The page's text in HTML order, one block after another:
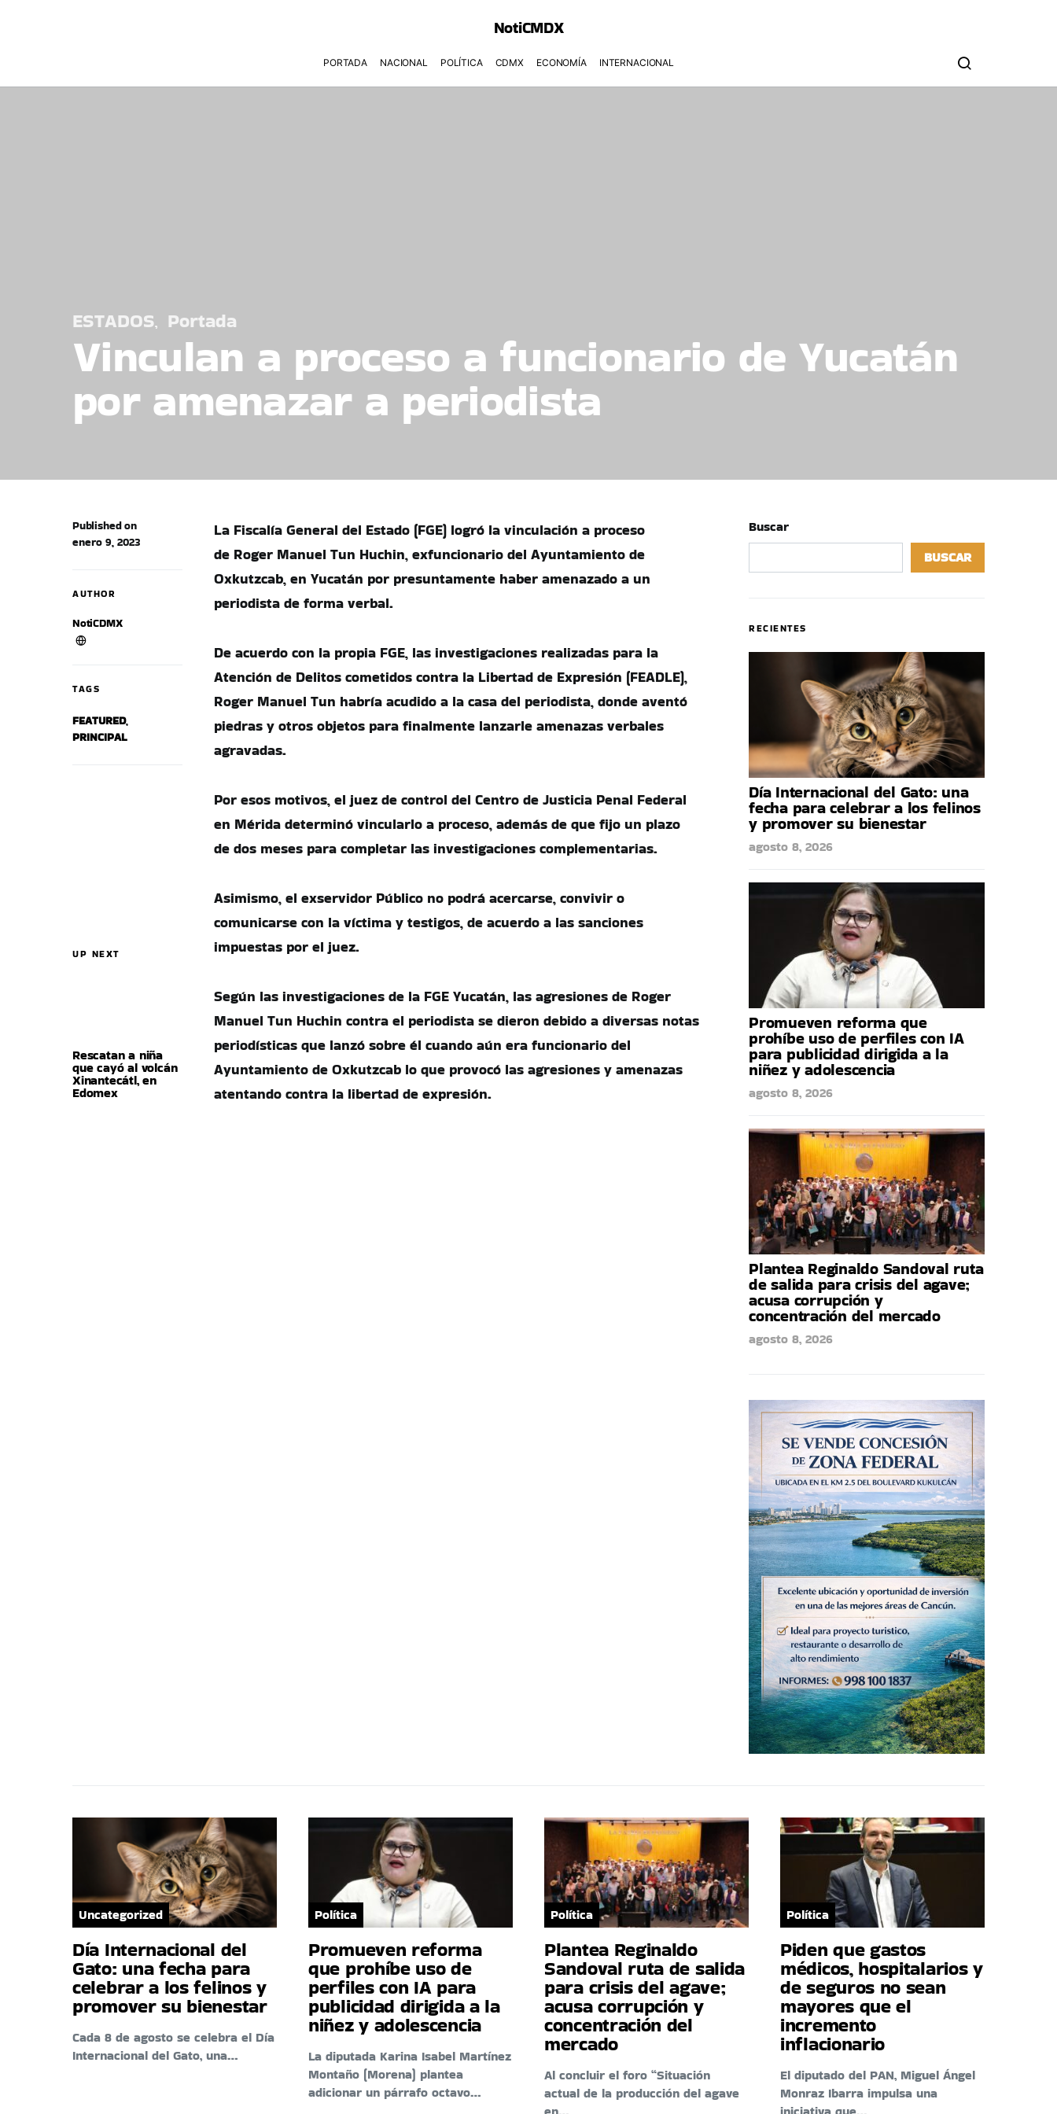
NotiCMDX
PORTADA NACIONAL POLÍTICA CDMX ECONOMÍA INTERNACIONAL
ESTADOS Portada
Vinculan a proceso a funcionario de Yucatán
por amenazar a periodista
UP NEXT
Rescatan a niña
que cayó al volcán
Xinantecátl, en
Edomex
Published on
enero 9, 2023
AUTHOR
NotiCDMX
TAGS
FEATURED,
PRINCIPAL
La Fiscalía General del Estado (FGE) logró la vinculación a proceso
de Roger Manuel Tun Huchin, exfuncionario del Ayuntamiento de
Oxkutzcab, en Yucatán por presuntamente haber amenazado a un
periodista de forma verbal.
De acuerdo con la propia FGE, las investigaciones realizadas para la
Atención de Delitos cometidos contra la Libertad de Expresión (FEADLE),
Roger Manuel Tun habría acudido a la casa del periodista, donde aventó
piedras y otros objetos para finalmente lanzarle amenazas verbales
agravadas.
Por esos motivos, el juez de control del Centro de Justicia Penal Federal
en Mérida determinó vincularlo a proceso, además de que fijo un plazo
de dos meses para completar las investigaciones complementarias.
Asimismo, el exservidor Público no podrá acercarse, convivir o
comunicarse con la víctima y testigos, de acuerdo a las sanciones
impuestas por el juez.
Según las investigaciones de la FGE Yucatán, las agresiones de Roger
Manuel Tun Huchin contra el periodista se dieron debido a diversas notas
periodísticas que lanzó sobre él cuando aún era funcionario del
Ayuntamiento de Oxkutzcab lo que provocó las agresiones y amenazas
atentando contra la libertad de expresión.
Buscar
BUSCAR
RECIENTES
Día Internacional del Gato: una
fecha para celebrar a los felinos
y promover su bienestar
agosto 8, 2026
Promueven reforma que
prohíbe uso de perfiles con IA
para publicidad dirigida a la
niñez y adolescencia
agosto 8, 2026
Plantea Reginaldo Sandoval ruta
de salida para crisis del agave;
acusa corrupción y
concentración del mercado
agosto 8, 2026
Uncategorized
Día Internacional del
Gato: una fecha para
celebrar a los felinos y
promover su bienestar
Cada 8 de agosto se celebra el Día
Internacional del Gato, una…
Política
Promueven reforma
que prohíbe uso de
perfiles con IA para
publicidad dirigida a la
niñez y adolescencia
La diputada Karina Isabel Martínez
Montaño (Morena) plantea
adicionar un párrafo octavo…
Política
Plantea Reginaldo
Sandoval ruta de salida
para crisis del agave;
acusa corrupción y
concentración del
mercado
Al concluir el foro “Situación
actual de la producción del agave
Política
Piden que gastos
médicos, hospitalarios y
de seguros no sean
mayores que el
incremento
inflacionario
El diputado del PAN, Miguel Ángel
Monraz Ibarra impulsa una